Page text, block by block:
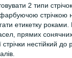
2 типи
фарбуючою стрічкою
етикетку роками.
прямих
нестійкий до